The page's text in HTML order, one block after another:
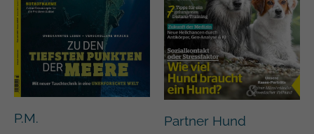
P.M. Partner Hund